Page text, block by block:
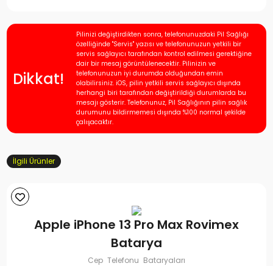
Dikkat!
Pilinizi değiştirdikten sonra, telefonunuzdaki Pil Sağlığı
özelliğinde "Servis" yazısı ve telefonunuzun yetkili bir
servis sağlayıcı tarafından kontrol edilmesi gerektiğine
dair bir mesaj görüntülenecektir. Pilinizin ve
telefonunuzun iyi durumda olduğundan emin
olabilirsiniz. iOS, pilin yetkili servis sağlayıcı dışında
herhangi biri tarafından değiştirildiği durumlarda bu
mesajı gösterir. Telefonunuz, Pil Sağlığının pilin sağlık
durumunu bildirmemesi dışında %100 normal şekilde
çalışacaktır.
İlgili Ürünler
Apple iPhone 13 Pro Max Rovimex
Batarya
Cep Telefonu Bataryaları